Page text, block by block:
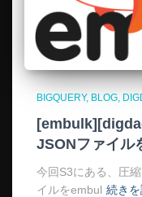
BIGQUERY BLOG
JSONファイル
今回S3にある、圧
イルをembul 続き